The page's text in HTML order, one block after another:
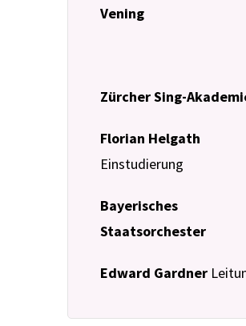
Vening
Zürcher Sing-
Florian Helgath
Einstudierung
Bayerisches
Staatsorchester
Edward Gardner